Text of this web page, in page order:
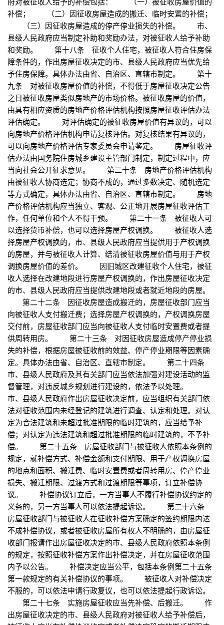
补偿； （二）因征收房屋造成的搬迁、临时安置的补偿；
（三）因征收房屋造成的停产停业损失的补偿。 市、
县级人民政府应当制定补助和奖励办法，对被征收人给予补助
和奖励。 第十八条 征收个人住宅，被征收人符合住房保
障条件的，作出房屋征收决定的市、县级人民政府应当优先给
予住房保障。具体办法由省、自治区、直辖市制定。 第十
九条 对被征收房屋价值的补偿，不得低于房屋征收决定公告
之日被征收房屋类似房地产的市场价格。被征收房屋的价值，
由具有相应资质的房地产价格评估机构按照房屋征收评估办法
评估确定。 对评估确定的被征收房屋价值有异议的，可以
向房地产价格评估机构申请复核评估。对复核结果有异议的，
可以向房地产价格评估专家委员会申请鉴定。 房屋征收评
估办法由国务院住房城乡建设主管部门制定，制定过程中，应
当向社会公开征求意见。 第二十条 房地产价格评估机构
由被征收人协商选定；协商不成的，通过多数决定、随机选定
等方式确定，具体办法由省、自治区、直辖市制定。 房地
产价格评估机构应当独立、客观、公正地开展房屋征收评估工
作，任何单位和个人不得干预。 第二十一条 被征收人可
以选择货币补偿，也可以选择房屋产权调换。 被征收人选
择房屋产权调换的，市、县级人民政府应当提供用于产权调换
的房屋，并与被征收人计算、结清被征收房屋价值与用于产权
调换房屋价值的差价。 因旧城区改建征收个人住宅，被征
收人选择在改建地段进行房屋产权调换的，作出房屋征收决定
的市、县级人民政府应当提供改建地段或者就近地段的房屋。
第二十二条 因征收房屋造成搬迁的，房屋征收部门应当
向被征收人支付搬迁费；选择房屋产权调换的，产权调换房屋
交付前，房屋征收部门应当向被征收人支付临时安置费或者提
供周转用房。 第二十三条 对因征收房屋造成停产停业损
失的补偿，根据房屋被征收前的效益、停产停业期限等因素确
定。具体办法由省、自治区、直辖市制定。 第二十四条
市、县级人民政府及其有关部门应当依法加强对建设活动的监
督管理，对违反城乡规划进行建设的，依法予以处理。
市、县级人民政府作出房屋征收决定前，应当组织有关部门依
法对征收范围内未经登记的建筑进行调查、认定和处理。对认
定为合法建筑和未超过批准期限的临时建筑的，应当给予补
偿；对认定为违法建筑和超过批准期限的临时建筑的，不予补
偿。 第二十五条 房屋征收部门与被征收人依照本条例的
规定，就补偿方式、补偿金额和支付期限、用于产权调换房屋
的地点和面积、搬迁费、临时安置费或者周转用房、停产停业
损失、搬迁期限、过渡方式和过渡期限等事项，订立补偿协
议。 补偿协议订立后，一方当事人不履行补偿协议约定的
义务的，另一方当事人可以依法提起诉讼。 第二十六条
房屋征收部门与被征收人在征收补偿方案确定的签约期限内达
不成补偿协议，或者被征收房屋所有权人不明确的，由房屋征
收部门报请作出房屋征收决定的市、县级人民政府依照本条例
的规定，按照征收补偿方案作出补偿决定，并在房屋征收范围
内予以公告。 补偿决定应当公平，包括本条例第二十五条
第一款规定的有关补偿协议的事项。 被征收人对补偿决定
不服的，可以依法申请行政复议，也可以依法提起行政诉讼。
第二十七条 实施房屋征收应当先补偿、后搬迁。 作
出房屋征收决定的市、县级人民政府对被征收人给予补偿后，